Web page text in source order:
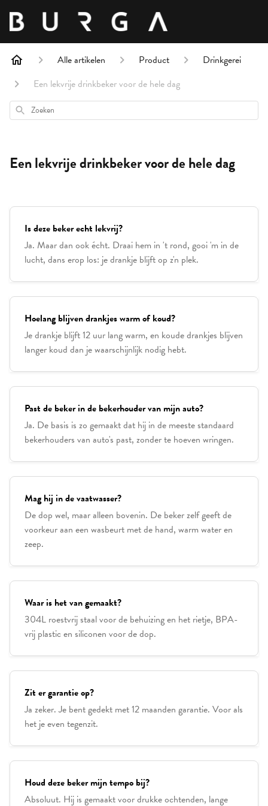
Alle artikelen Product
Drinkgerei
Een lekvrije drinkbeker voor de hele dag
Zoeken
Een lekvrije drinkbeker voor de hele dag
Is deze beker echt lekvrij?
Ja. Maar dan ook écht. Draai hem in 't rond, gooi 'm in de
lucht, dans erop los: je drankje blijft op z'n plek.
Hoelang blijven drankjes warm of koud?
Je drankje blijft 12 uur lang warm, en koude drankjes blijven
langer koud dan je waarschijnlijk nodig hebt.
Past de beker in de bekerhouder van mijn auto?
Ja. De basis is zo gemaakt dat hij in de meeste standaard
bekerhouders van auto's past, zonder te hoeven wringen.
Mag hij in de vaatwasser?
De dop wel, maar alleen bovenin. De beker zelf geeft de
voorkeur aan een wasbeurt met de hand, warm water en
zeep.
Waar is het van gemaakt?
304L roestvrij staal voor de behuizing en het rietje, BPA-
vrij plastic en siliconen voor de dop.
Zit er garantie op?
Ja zeker. Je bent gedekt met 12 maanden garantie. Voor als
het je even tegenzit.
Houd deze beker mijn tempo bij?
Absoluut. Hij is gemaakt voor drukke ochtenden, lange